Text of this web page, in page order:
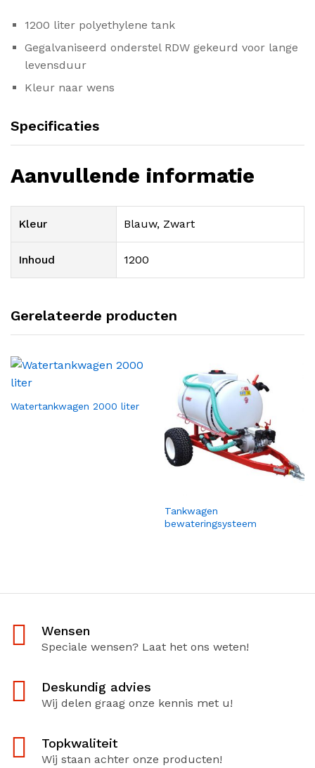
1200 liter polyethylene tank
Gegalvaniseerd onderstel RDW gekeurd voor lange
levensduur
Kleur naar wens
Specificaties
Aanvullende informatie
Kleur Blauw, Zwart
Inhoud 1200
Gerelateerde producten
Watertankwagen 2000 liter
Tankwagen
bewateringsysteem
Wensen
Speciale wensen? Laat het ons weten!
Deskundig advies
Wij delen graag onze kennis met u!
Topkwaliteit
Wij staan achter onze producten!